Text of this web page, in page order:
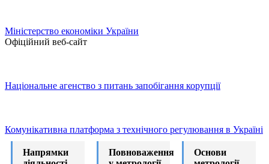
Міністерство економіки України
Офіційний веб-сайт
Національне агенство з питань запобігання корупції
Комунікативна платформа з технічного регулювання в Україні
Напрямки
Повноваження
Основи